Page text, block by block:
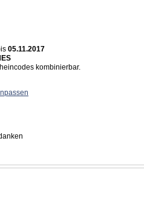
05.11.2017
kombinierbar.